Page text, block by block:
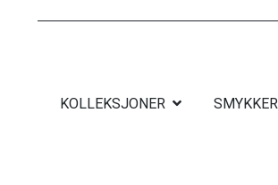
KOLLEKSJONER SMYKKER